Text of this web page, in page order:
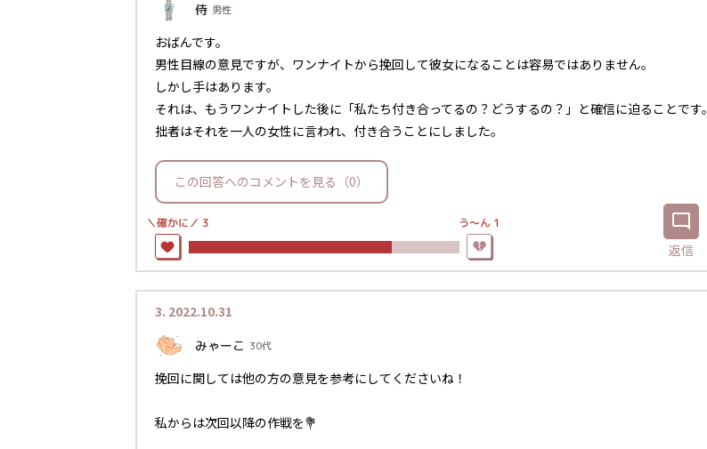
侍 男性
おばんです。
男性目線の意見ですが、ワンナイトから挽回して彼女になることは容易ではありません。
しかし手はあります。
それは、もうワンナイトした後に「私たち付き合ってるの？どうするの？」と確信に迫ることです。
拙者はそれを一人の女性に言われ、付き合うことにしました。
この回答へのコメントを見る（0）
＼確かに／ 3 う〜ん 1
返信
3. 2022.10.31
みゃーこ 30代
挽回に関しては他の方の意見を参考にしてくださいね！
私からは次回以降の作戦を💐